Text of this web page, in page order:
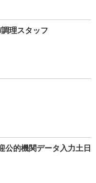
理スタッフ
公的機関データ入力土日